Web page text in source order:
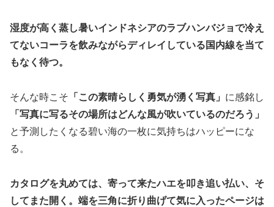
湿度が高く蒸し暑いインドネシアのラブハンバジョで冷え
てないコーラを飲みながらディレイしている国内線を当て
もなく待つ。
そんな時こそ 「この素晴らしく勇気が湧く写真」 に感銘し
「写真に写るその場所はどんな風が吹いているのだろう」
と予測したくなる碧い海の一枚に気持ちはハッピーにな
る。
カタログを丸めては、寄って来たハエを叩き追い払い、そ
してまた開く。端を三角に折り曲げて気に入ったページは